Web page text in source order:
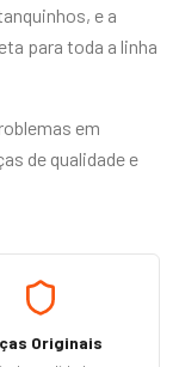
e a
para toda a linha
em
de qualidade e
Originais